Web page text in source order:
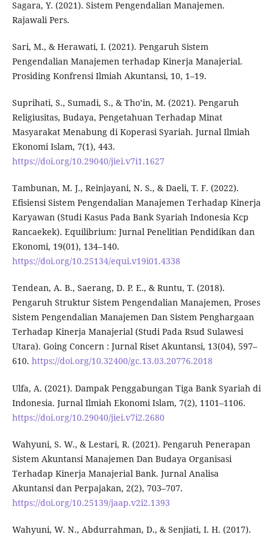
Sagara, Y. (2021). Sistem Pengendalian Manajemen.
Rajawali Pers.
Sari, M., & Herawati, I. (2021). Pengaruh Sistem
Pengendalian Manajemen terhadap Kinerja Manajerial.
Prosiding Konfrensi Ilmiah Akuntansi, 10, 1–19.
Suprihati, S., Sumadi, S., & Tho’in, M. (2021). Pengaruh
Religiusitas, Budaya, Pengetahuan Terhadap Minat
Masyarakat Menabung di Koperasi Syariah. Jurnal Ilmiah
Ekonomi Islam, 7(1), 443.
https://doi.org/10.29040/jiei.v7i1.1627
Tambunan, M. J., Reinjayani, N. S., & Daeli, T. F. (2022).
Efisiensi Sistem Pengendalian Manajemen Terhadap Kinerja
Karyawan (Studi Kasus Pada Bank Syariah Indonesia Kcp
Rancaekek). Equilibrium: Jurnal Penelitian Pendidikan dan
Ekonomi, 19(01), 134–140.
https://doi.org/10.25134/equi.v19i01.4338
Tendean, A. B., Saerang, D. P. E., & Runtu, T. (2018).
Pengaruh Struktur Sistem Pengendalian Manajemen, Proses
Sistem Pengendalian Manajemen Dan Sistem Penghargaan
Terhadap Kinerja Manajerial (Studi Pada Rsud Sulawesi
Utara). Going Concern : Jurnal Riset Akuntansi, 13(04), 597–
610. https://doi.org/10.32400/gc.13.03.20776.2018
Ulfa, A. (2021). Dampak Penggabungan Tiga Bank Syariah di
Indonesia. Jurnal Ilmiah Ekonomi Islam, 7(2), 1101–1106.
https://doi.org/10.29040/jiei.v7i2.2680
Wahyuni, S. W., & Lestari, R. (2021). Pengaruh Penerapan
Sistem Akuntansi Manajemen Dan Budaya Organisasi
Terhadap Kinerja Manajerial Bank. Jurnal Analisa
Akuntansi dan Perpajakan, 2(2), 703–707.
https://doi.org/10.25139/jaap.v2i2.1393
Wahyuni, W. N., Abdurrahman, D., & Senjiati, I. H. (2017).